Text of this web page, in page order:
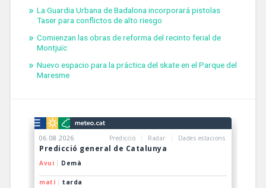
La Guardia Urbana de Badalona incorporará pistolas
Taser para conflictos de alto riesgo
Comienzan las obras de reforma del recinto ferial de
Montjuïc
Nuevo espacio para la práctica del skate en el Parque del
Maresme